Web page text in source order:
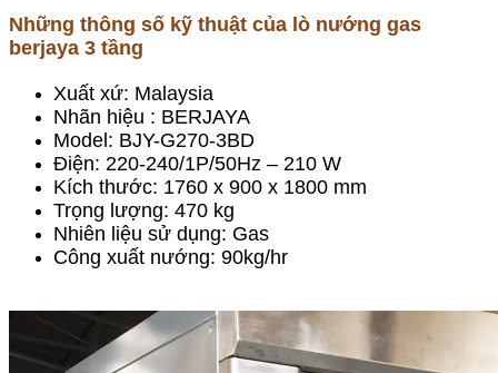
Những thông số kỹ thuật của lò nướng gas
berjaya 3 tầng
Xuất xứ: Malaysia
Nhãn hiệu : BERJAYA
Model: BJY-G270-3BD
Điện: 220-240/1P/50Hz – 210 W
Kích thước: 1760 x 900 x 1800 mm
Trọng lượng: 470 kg
Nhiên liệu sử dụng: Gas
Công xuất nướng: 90kg/hr